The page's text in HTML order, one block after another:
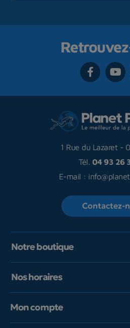
1 Rue du Lazaret -
Tél. 04 93 26
E-mail :
Contactez-
Notre boutique
Nos horaires
Mon compte